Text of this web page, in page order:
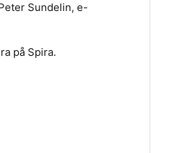
Sundelin, e-
på Spira.